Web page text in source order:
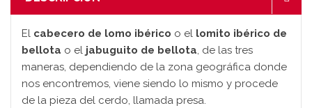
El cabecero de lomo ibérico o el lomito ibérico de
bellota o el jabuguito de bellota, de las tres
maneras, dependiendo de la zona geográfica donde
nos encontremos, viene siendo lo mismo y procede
de la pieza del cerdo, llamada presa.